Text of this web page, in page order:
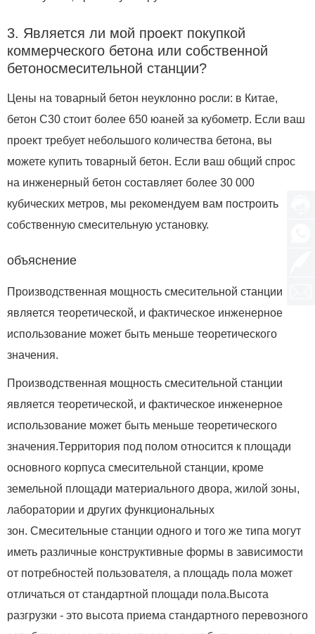
3. Является ли мой проект покупкой
коммерческого бетона или собственной
бетоносмесительной станции?
Цены на товарный бетон неуклонно росли: в Китае,
бетон C30 стоит более 650 юаней за кубометр. Если ваш
проект требует небольшого количества бетона, вы
можете купить товарный бетон. Если ваш общий спрос
на инженерный бетон составляет более 30 000
кубических метров, мы рекомендуем вам построить
собственную смесительную установку.
объяснение
Производственная мощность смесительной станции
является теоретической, и фактическое инженерное
использование может быть меньше теоретического
значения.
Производственная мощность смесительной станции
является теоретической, и фактическое инженерное
использование может быть меньше теоретического
значения.Территория под полом относится к площади
основного корпуса смесительной станции, кроме
земельной площади материального двора, жилой зоны,
лаборатории и других функциональных
зон. Смесительные станции одного и того же типа могут
иметь различные конструктивные формы в зависимости
от потребностей пользователя, а площадь пола может
отличаться от стандартной площади пола.Высота
разгрузки - это высота приема стандартного перевозного